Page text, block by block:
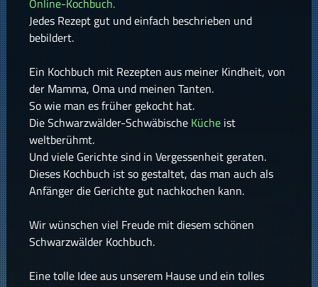
Online-Kochbuch.
Jedes Rezept gut und einfach beschrieben und
bebildert.
Ein Kochbuch mit Rezepten aus meiner Kindheit, von
der Mamma, Oma und meinen Tanten.
So wie man es früher gekocht hat.
Die Schwarzwälder-Schwäbische Küche ist
weltberühmt.
Und viele Gerichte sind in Vergessenheit geraten.
Dieses Kochbuch ist so gestaltet, das man auch als
Anfänger die Gerichte gut nachkochen kann.
Wir wünschen viel Freude mit diesem schönen
Schwarzwälder Kochbuch.
Eine tolle Idee aus unserem Hause und ein tolles